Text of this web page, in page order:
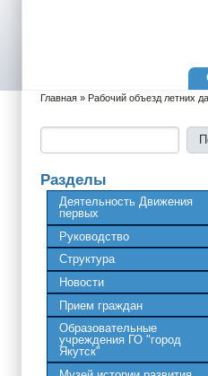
Вы здесь
Главная » Рабочий объезд летних
Разделы
Деятельность Движения
первых
Руководство
Структура
Новости
Прием граждан
Образовательные
учреждения ГО "город
Якутск"